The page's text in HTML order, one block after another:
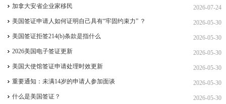
2026-07-24
加拿大安省企业家移民
2026-05-30
美国签证申请人如何证明自己具有“牢固约束力” ？
2026-05-30
美国签证拒签214(b)条款是指什么
2026-05-30
2026美国电子签证更新
2026-05-30
美国大使馆签证申请处理时效更新
2026-05-30
重要通知：未满14岁的申请人参加面谈
2026-05-30
什么是美国签证？